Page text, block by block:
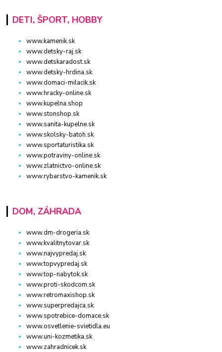
DETI, ŠPORT, HOBBY
www.kamenik.sk
www.detsky-raj.sk
www.detskaradost.sk
www.detsky-hrdina.sk
www.domaci-milacik.sk
www.hracky-online.sk
www.kupelna.shop
www.stonshop.sk
www.sanita-kupelne.sk
www.skolsky-batoh.sk
www.sportaturistika.sk
www.potraviny-online.sk
www.zlatnictvo-online.sk
www.rybarstvo-kamenik.sk
DOM, ZÁHRADA
www.dm-drogeria.sk
www.kvalitnytovar.sk
www.najvypredaj.sk
www.topvypredaj.sk
www.top-nabytok.sk
www.proti-skodcom.sk
www.retromaxishop.sk
www.superpredajca.sk
www.spotrebice-domace.sk
www.osvetlenie-svietidla.eu
www.uni-kozmetika.sk
www.zahradnicek.sk